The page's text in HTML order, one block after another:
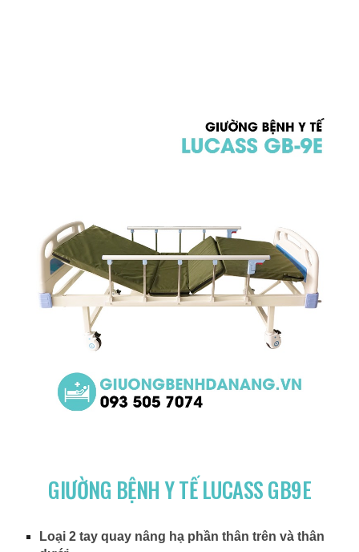
GIƯỜNG BỆNH Y TẾ LUCASS GB9E
Loại 2 tay quay nâng hạ phần thân trên và thân